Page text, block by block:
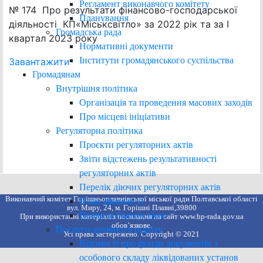
Регламент виконавчого комітету
Планування
Громадська рада
Нормативні документи
Інститути громадянського суспільства
Громадянам
Внутрішня політика
Організація та проведення масових заходів
Про місцеві ініціативи
Регуляторна політика
Проєкти регуляторних актів
Звіти відстежень результативності
регуляторних актів
Перелік діючих регуляторних актів
План діяльності
Правила благоустрою
Послуги архівного відділу
Відомості про фонди документів з
особового складу ліквідованих установ
№ 174 Про результати фінансово-господарської
діяльності КП«Міськсвітло» за 2022 рік та за І
квартал 2023 року
Завантажити
Виконавчий комітет Горішньоплавнівської міської ради Полтавської області
вул. Миру, 24, м. Горішні Плавні,39800
При використанні матеріалів посилання на сайт www.hp-rada.gov.ua
обов’язкове.
Усі права застережено. Copyright © 2021